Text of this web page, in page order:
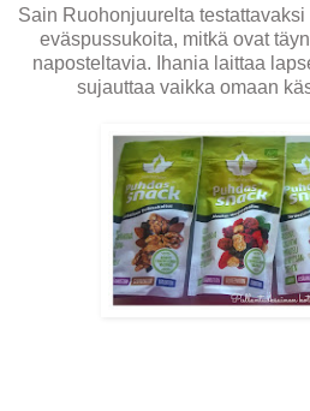
Sain Ruohonjuurelta
eväspussukoita, mitkä ovat
naposteltavia. Ihania laittaa
sujauttaa vaikka omaan